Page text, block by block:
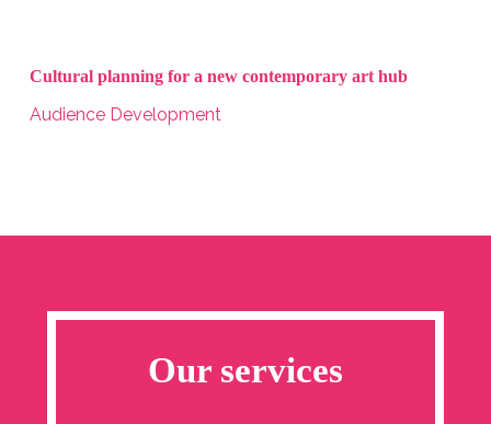
Cultural planning for a new contemporary art hub
Audience Development
Our services